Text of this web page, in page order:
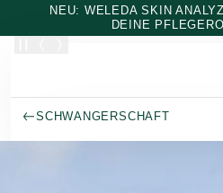
Zum Hauptinhalt wechseln
NEU: WELEDA SKIN
DEINE
SCHWANGERSCHAFT